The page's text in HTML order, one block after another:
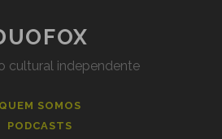
cultural independente
QUEM SOMOS
PODCASTS